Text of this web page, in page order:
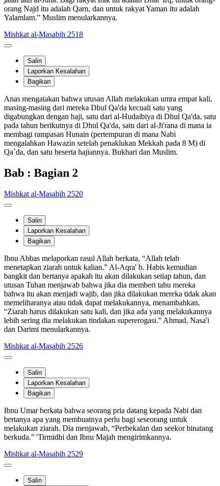
orang Najd itu adalah Qarn, dan untuk rakyat Yaman itu adalah
Yalamlam.” Muslim menularkannya.
Mishkat al-Masabih 2518
Salin
Laporkan Kesalahan
Bagikan
Anas mengatakan bahwa utusan Allah melakukan umra empat kali,
masing-masing dari mereka Dhul Qa'da kecuali satu yang
digabungkan dengan haji, satu dari al-Hudaibiya di Dhul Qa'da, satu
pada tahun berikutnya di Dhul Qa'da, satu dari al-Ji'rana di mana ia
membagi rampasan Hunain (pertempuran di mana Nabi
mengalahkan Hawazin setelah penaklukan Mekkah pada 8 M) di
Qa`da, dan satu beserta hajiannya. Bukhari dan Muslim.
Bab : Bagian 2
Mishkat al-Masabih 2520
Salin
Laporkan Kesalahan
Bagikan
Ibnu Abbas melaporkan rasul Allah berkata, “Allah telah
menetapkan ziarah untuk kalian.” Al-Aqra' b. Habis kemudian
bangkit dan bertanya apakah itu akan dilakukan setiap tahun, dan
utusan Tuhan menjawab bahwa jika dia memberi tahu mereka
bahwa itu akan menjadi wajib, dan jika dilakukan mereka tidak akan
memeliharanya atau tidak dapat melakukannya, menambahkan,
“Ziarah harus dilakukan satu kali, dan jika ada yang melakukannya
lebih sering dia melakukan tindakan supererogasi.” Ahmad, Nasa'i
dan Darimi menularkannya.
Mishkat al-Masabih 2526
Salin
Laporkan Kesalahan
Bagikan
Ibnu Umar berkata bahwa seorang pria datang kepada Nabi dan
bertanya apa yang membuatnya perlu bagi seseorang untuk
melakukan ziarah. Dia menjawab, “Perbekalan dan seekor binatang
berkuda.” 'Tirmidhi dan Ibnu Majah mengirimkannya.
Mishkat al-Masabih 2529
Salin